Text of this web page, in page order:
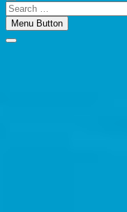
Search
…Menu Button